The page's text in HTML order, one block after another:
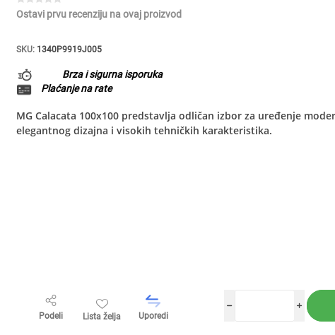
Ostavi prvu recenziju na ovaj proizvod
SKU: 1340P9919J005
Brza i sigurna isporuka
Plaćanje na rate
MG Calacata 100x100 predstavlja odličan izbor za uređenje
elegantnog dizajna i visokih tehničkih karakteristika.
Podeli Lista želja Uporedi
i
h